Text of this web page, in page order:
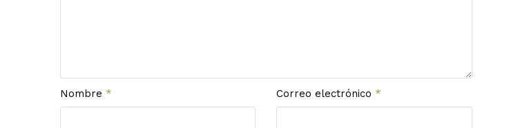
Nombre * Correo electrónico *